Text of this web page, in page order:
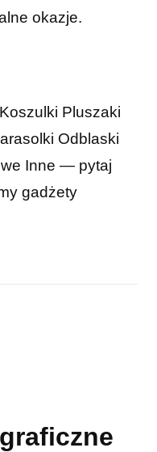
okazje.
Koszulki Pluszaki
Odblaski
Inne — pytaj
gadżety